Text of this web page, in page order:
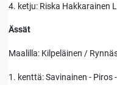
4. ketju: Riska Hakkarainen
Ässät
Maalilla: Kilpeläinen /
1. kenttä: Savinainen -